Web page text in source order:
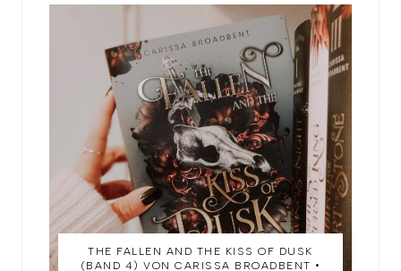
THE FALLEN AND THE KISS OF DUSK
(BAND 4) VON CARISSA BROADBENT •